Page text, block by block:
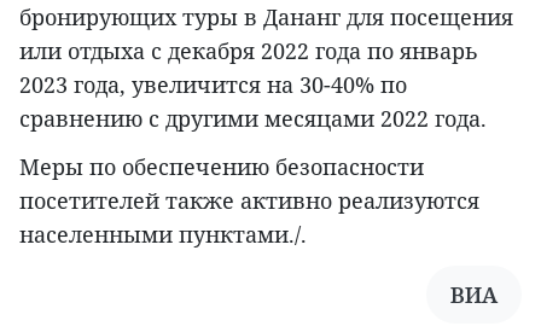
бронирующих туры в Дананг для посещения
или отдыха с декабря 2022 года по январь
2023 года, увеличится на 30-40% по
сравнению с другими месяцами 2022 года.
Меры по обеспечению безопасности
посетителей также активно реализуются
населенными пунктами./.
ВИА